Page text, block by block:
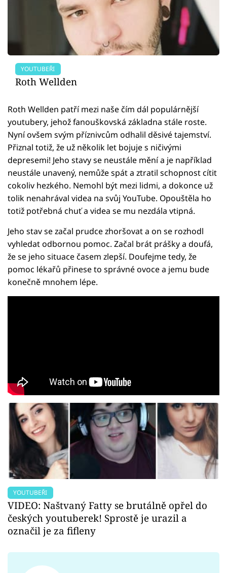
YOUTUBEŘI
Roth Wellden
Roth Wellden patří mezi naše čím dál populárnější
youtubery, jehož fanouškovská základna stále roste.
Nyní ovšem svým příznivcům odhalil děsivé tajemství.
Přiznal totiž, že už několik let bojuje s ničivými
depresemi! Jeho stavy se neustále mění a je například
neustále unavený, nemůže spát a ztratil schopnost cítit
cokoliv hezkého. Nemohl být mezi lidmi, a dokonce už
tolik nenahrával videa na svůj YouTube. Opouštěla ho
totiž potřebná chuť a videa se mu nezdála vtipná.
Jeho stav se začal prudce zhoršovat a on se rozhodl
vyhledat odbornou pomoc. Začal brát prášky a doufá,
že se jeho situace časem zlepší. Doufejme tedy, že
pomoc lékařů přinese to správné ovoce a jemu bude
konečně mnohem lépe.
YOUTUBEŘI
VIDEO: Naštvaný Fatty se brutálně opřel do
českých youtuberek! Sprostě je urazil a
označil je za fifleny